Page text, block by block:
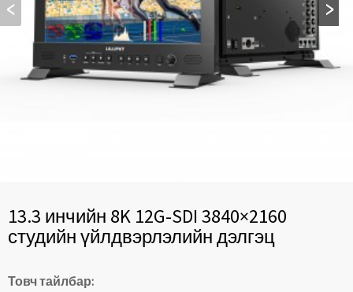
13.3 инчийн 8K 12G-SDI 3840×2160
студийн үйлдвэрлэлийн дэлгэц
Товч тайлбар: